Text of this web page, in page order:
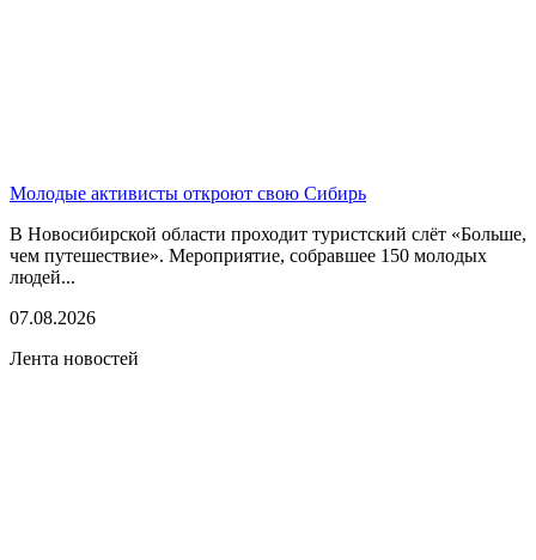
Молодые активисты откроют свою Сибирь
В Новосибирской области проходит туристский слёт «Больше,
чем путешествие». Мероприятие, собравшее 150 молодых
людей...
07.08.2026
Лента новостей